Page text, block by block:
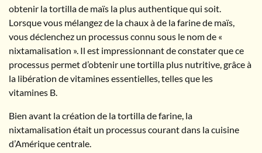
obtenir la tortilla de maïs la plus authentique qui soit.
Lorsque vous mélangez de la chaux à de la farine de maïs,
vous déclenchez un processus connu sous le nom de «
nixtamalisation ». Il est impressionnant de constater que ce
processus permet d’obtenir une tortilla plus nutritive, grâce à
la libération de vitamines essentielles, telles que les
vitamines B.
Bien avant la création de la tortilla de farine, la
nixtamalisation était un processus courant dans la cuisine
d’Amérique centrale.